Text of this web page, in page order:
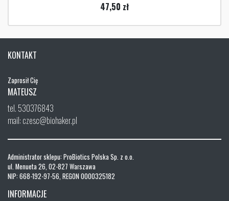
47,50 zł
KONTAKT
Zaprosił Cię
MATEUSZ
tel. 530376843
mail: czesc@biohaker.pl
Administrator sklepu: ProBiotics Polska Sp. z o.o.
ul. Menueta 26, 02-827 Warszawa
NIP: 668-192-97-56, REGON 0000325182
INFORMACJE